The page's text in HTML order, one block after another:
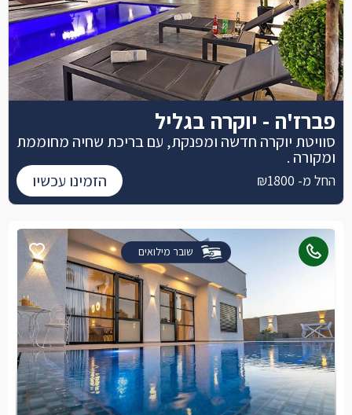
שובר מילואים
פברז'ה - יוקרה בגליל
סוויטת יוקרה חדשה ומפנקת, עם בריכת שחיה מחוממת
ומקורה .
החל מ- ₪1800 הזמינו עכשיו